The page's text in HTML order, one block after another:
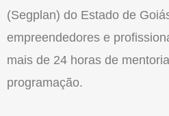
(Segplan) do Estado de
empreendedores e
mais de 24 horas de
programação.